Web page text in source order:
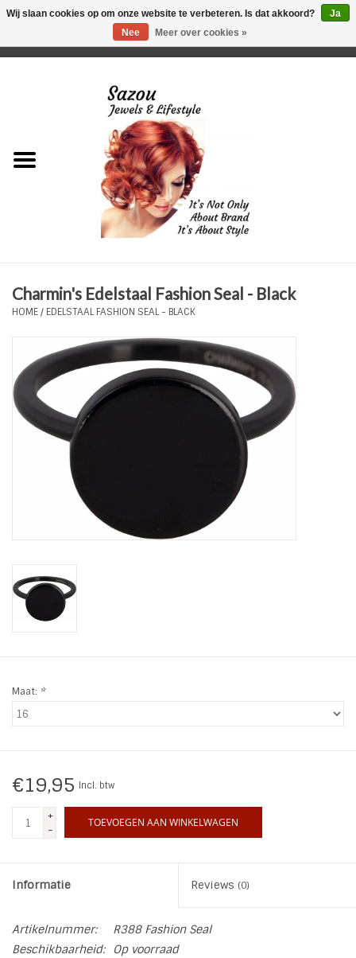
Just for Him
Plus Size Sieraden
Enkelbandjes
Tassen en meer
Haaraccesoires
Zonnebrillen
Charmin*s
SALE
Charmin's Edelstaal Fashion Seal - Black
HOME/ EDELSTAAL FASHION SEAL - BLACK
Maat: *
€19,95 Incl. btw
+
-
TOEVOEGEN AAN WINKELWAGEN
Informatie Reviews (0)
Artikelnummer:
R388 Fashion Seal
Beschikbaarheid:
Op voorraad
Wij slaan cookies op om onze website te verbeteren. Is dat akkoord?
Ja
Nee
Meer over cookies »